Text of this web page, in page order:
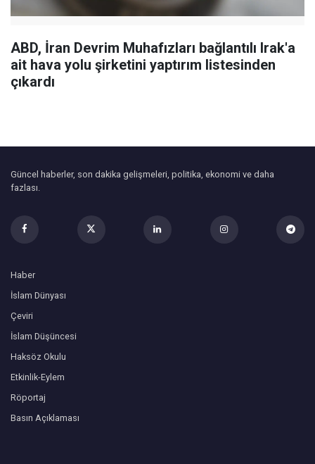
ABD, İran Devrim Muhafızları bağlantılı Irak'a
ait hava yolu şirketini yaptırım listesinden
çıkardı
Güncel haberler, son dakika gelişmeleri, politika, ekonomi ve daha
fazlası.
Haber
İslam Dünyası
Çeviri
İslam Düşüncesi
Haksöz Okulu
Etkinlik-Eylem
Röportaj
Basın Açıklaması